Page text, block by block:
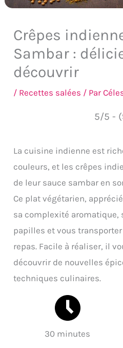
Crêpes
Sambar :
découvrir
/ Recettes salées / Par
5/5 -
La cuisine indienne est
couleurs, et les crêpes
de leur sauce sambar en
Ce plat végétarien,
sa complexité aromatique,
papilles et vous
repas. Facile à réaliser, il
découvrir de nouvelles
techniques culinaires.
30 minutes